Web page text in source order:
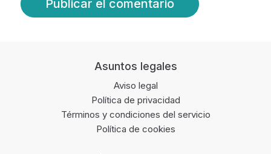
Asuntos legales
Aviso legal
Política de privacidad
Términos y condiciones del servicio
Política de cookies